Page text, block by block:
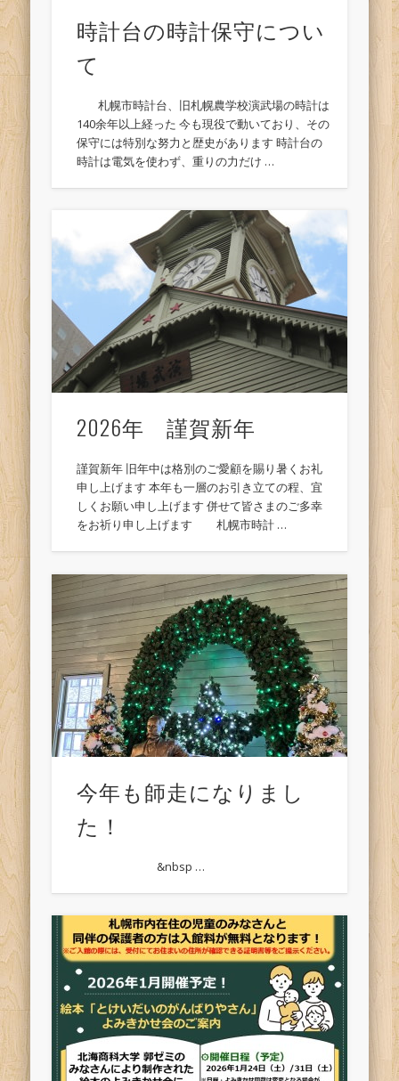
時計台の時計保守につい
て
札幌市時計台、旧札幌農学校演武場の時計は
140余年以上経った 今も現役で動いており、その
保守には特別な努力と歴史があります 時計台の
時計は電気を使わず、重りの力だけ …
2026年 謹賀新年
謹賀新年 旧年中は格別のご愛顧を賜り暑くお礼
申し上げます 本年も一層のお引き立ての程、宜
しくお願い申し上げます 併せて皆さまのご多幸
をお祈り申し上げます 札幌市時計 …
今年も師走になりまし
た！
&nbsp …